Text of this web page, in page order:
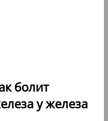
болит
у железа